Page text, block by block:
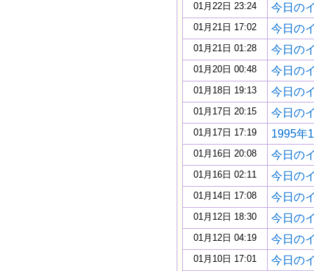
01月22日 23:24 今日の
01月21日 17:02 今日の
01月21日 01:28 今日の
01月20日 00:48 今日の
01月18日 19:13 今日の
01月17日 20:15 今日の
01月17日 17:19 1995年
01月16日 20:08 今日の
01月16日 02:11 今日の
01月14日 17:08 今日の
01月12日 18:30 今日の
01月12日 04:19 今日の
01月10日 17:01 今日の